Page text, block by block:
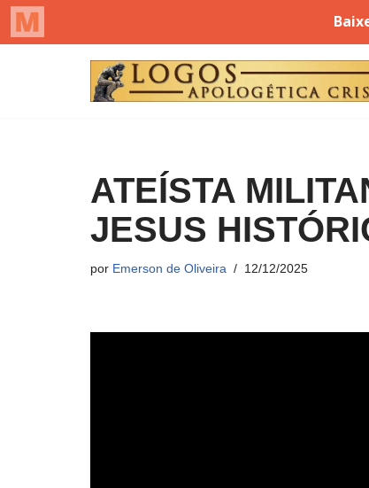
ATEÍSTA
JESUS
por Emerson de Oliveira 12/12/2025